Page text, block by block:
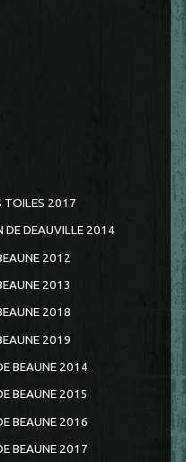
TOILES 2017
DE DEAUVILLE 2014
2012
2013
2018
2019
BEAUNE 2014
BEAUNE 2015
BEAUNE 2016
BEAUNE 2017